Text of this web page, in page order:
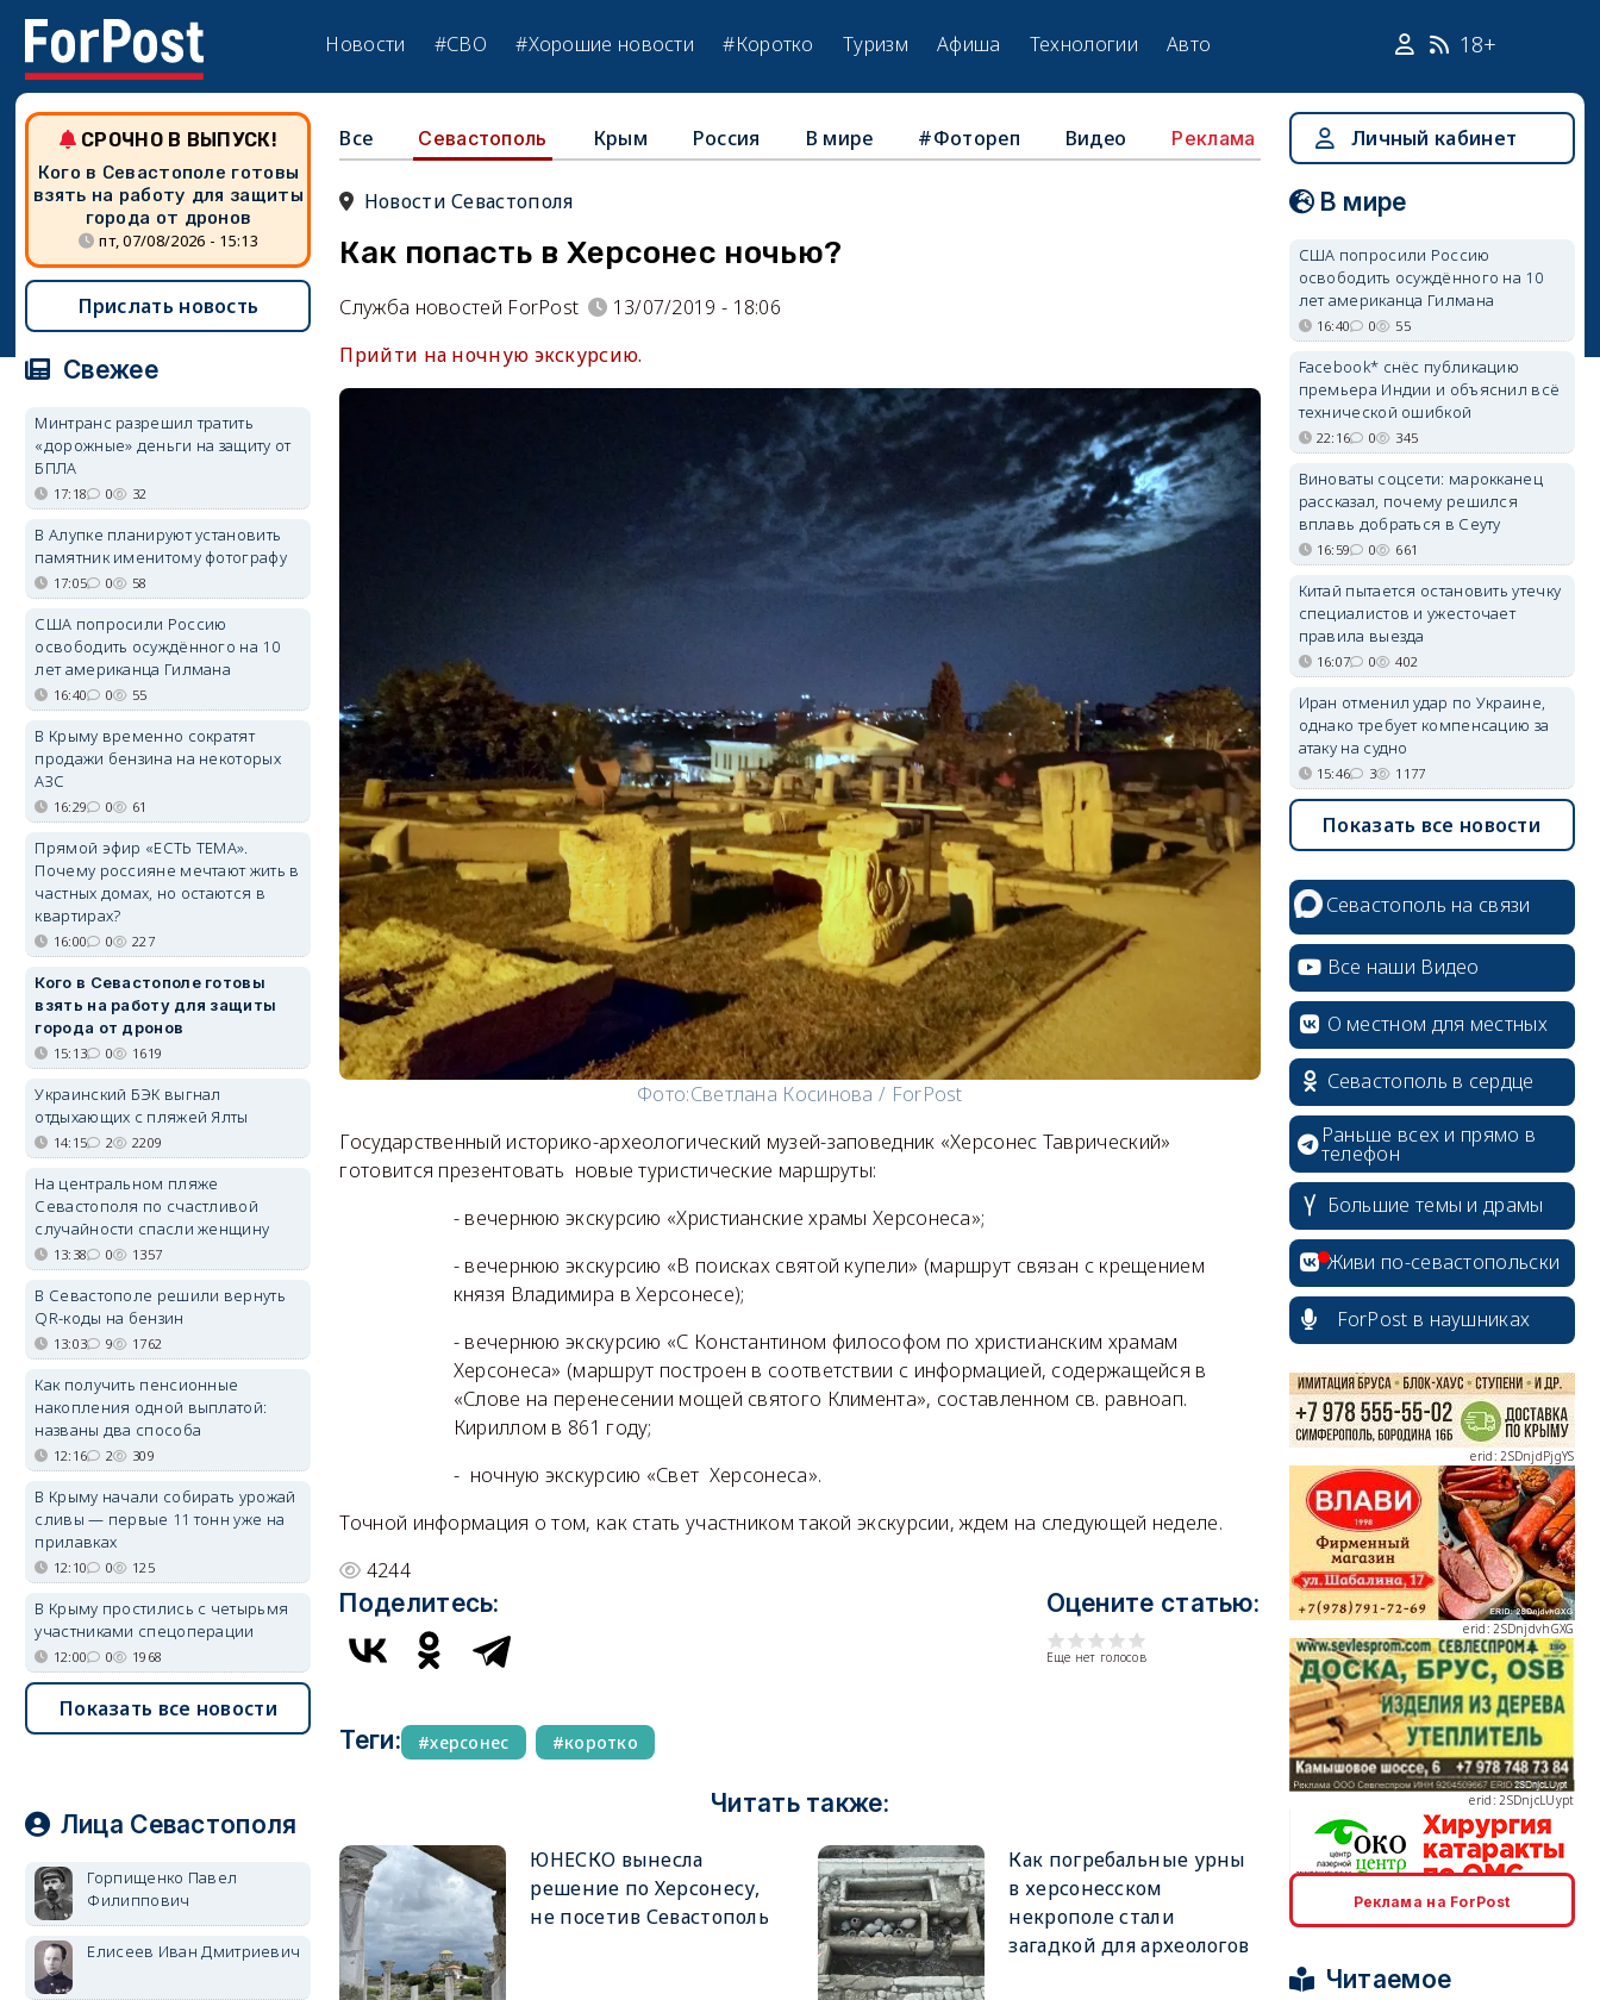
Новости #СВО #Хорошие новости #Коротко Туризм Афиша Технологии Авто 18+
Все Севастополь Крым Россия В мире #Фотореп Видео Реклама
Новости Севастополя
Как попасть в Херсонес ночью?
Служба новостей ForPost
13/07/2019 - 18:06
Прийти на ночную экскурсию.
Фото:Светлана Косинова / ForPost
Государственный историко-археологический музей-заповедник «Херсонес Таврический»
готовится презентовать новые туристические маршруты:
- вечернюю экскурсию «Христианские храмы Херсонеса»;
- вечернюю экскурсию «В поисках святой купели» (маршрут связан с крещением
князя Владимира в Херсонесе);
- вечернюю экскурсию «С Константином философом по христианским храмам
Херсонеса» (маршрут построен в соответствии с информацией, содержащейся в
«Слове на перенесении мощей святого Климента», составленном св. равноап.
Кириллом в 861 году;
- ночную экскурсию «Свет Херсонеса».
Точной информация о том, как стать участником такой экскурсии, ждем на следующей неделе.
4244
Поделитесь: Оцените статью:
Еще нет голосов
Теги: херсонес коротко
Читать также:
ЮНЕСКО вынесла
решение по Херсонесу,
не посетив Севастополь
Как погребальные урны
в херсонесском
некрополе стали
загадкой для археологов
СРОЧНО В ВЫПУСК!
Кого в Севастополе готовы
взять на работу для защиты
города от дронов
пт, 07/08/2026 - 15:13
Прислать новость
Свежее
Минтранс разрешил тратить
«дорожные» деньги на защиту от
БПЛА
17:18 0 32
В Алупке планируют установить
памятник именитому фотографу
17:05 0 58
США попросили Россию
освободить осуждённого на 10
лет американца Гилмана
16:40 0 55
В Крыму временно сократят
продажи бензина на некоторых
АЗС
16:29 0 61
Прямой эфир «ЕСТЬ ТЕМА».
Почему россияне мечтают жить в
частных домах, но остаются в
квартирах?
16:00 0 227
Кого в Севастополе готовы
взять на работу для защиты
города от дронов
15:13 0 1619
Украинский БЭК выгнал
отдыхающих с пляжей Ялты
14:15 2 2209
На центральном пляже
Севастополя по счастливой
случайности спасли женщину
13:38 0 1357
В Севастополе решили вернуть
QR-коды на бензин
13:03 9 1762
Как получить пенсионные
накопления одной выплатой:
названы два способа
12:16 2 309
В Крыму начали собирать урожай
сливы — первые 11 тонн уже на
прилавках
12:10 0 125
В Крыму простились с четырьмя
участниками спецоперации
12:00 0 1968
Показать все новости
Лица Севастополя
Горпищенко Павел
Филиппович
Елисеев Иван Дмитриевич
Личный кабинет
В мире
США попросили Россию
освободить осуждённого на 10
лет американца Гилмана
16:40 0 55
Facebook* снёс публикацию
премьера Индии и объяснил всё
технической ошибкой
22:16 0 345
Виноваты соцсети: марокканец
рассказал, почему решился
вплавь добраться в Сеуту
16:59 0 661
Китай пытается остановить утечку
специалистов и ужесточает
правила выезда
16:07 0 402
Иран отменил удар по Украине,
однако требует компенсацию за
атаку на судно
15:46 3 1177
Показать все новости
Севастополь на связи
Все наши Видео
О местном для местных
Севастополь в сердце
Раньше всех и прямо в
телефон
Большие темы и драмы
Живи по-севастопольски
ForPost в наушниках
erid: 2SDnjcrDNw6
erid: 2SDnjdPjgYS
erid: 2SDnjdvhGXG
erid: 2SDnjcLUypt
erid: 2SDnjcrDNw6
Реклама на ForPost
Читаемое